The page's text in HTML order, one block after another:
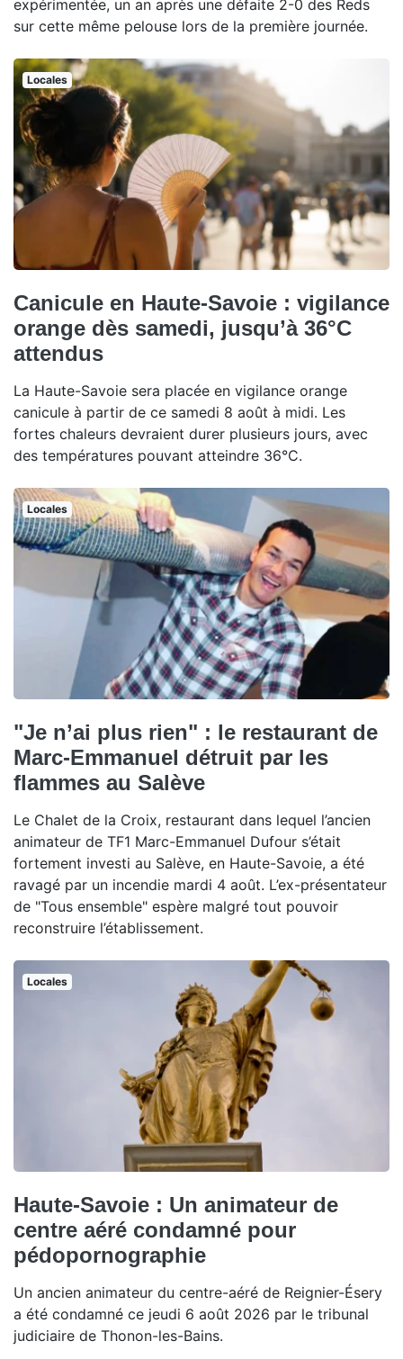
expérimentée, un an après une défaite 2-0 des Reds
sur cette même pelouse lors de la première journée.
Locales
Canicule en Haute-Savoie : vigilance
orange dès samedi, jusqu’à 36°C
attendus
La Haute-Savoie sera placée en vigilance orange
canicule à partir de ce samedi 8 août à midi. Les
fortes chaleurs devraient durer plusieurs jours, avec
des températures pouvant atteindre 36°C.
Locales
"Je n’ai plus rien" : le restaurant de
Marc-Emmanuel détruit par les
flammes au Salève
Le Chalet de la Croix, restaurant dans lequel l’ancien
animateur de TF1 Marc-Emmanuel Dufour s’était
fortement investi au Salève, en Haute-Savoie, a été
ravagé par un incendie mardi 4 août. L’ex-présentateur
de "Tous ensemble" espère malgré tout pouvoir
reconstruire l’établissement.
Locales
Haute-Savoie : Un animateur de
centre aéré condamné pour
pédopornographie
Un ancien animateur du centre-aéré de Reignier-Ésery
a été condamné ce jeudi 6 août 2026 par le tribunal
judiciaire de Thonon-les-Bains.